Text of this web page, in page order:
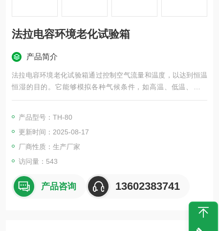
法拉电容环境老化试验箱
产品简介
法拉电容环境老化试验箱通过控制空气流量和温度，以达到恒温
恒湿的目的。它能够模拟各种气候条件，如高温、低温、高湿
度、低湿度等，以检测材料、产品在不同环境下的性能变化。这
制品、金属、食品、化学、建材、医疗、航天等领域，用于测试
材料的耐热、耐寒、耐干、耐湿等性能。
产品型号：TH-80
更新时间：2025-08-17
厂商性质：生产厂家
访问量：543
产品咨询 13602383741